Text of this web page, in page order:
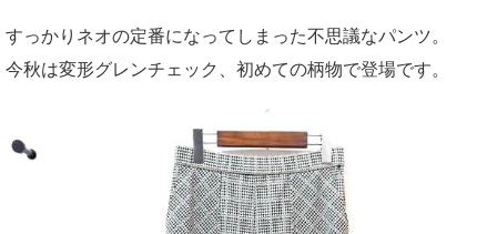
すっかりネオの定番になってしまった不思議なパンツ。
今秋は変形グレンチェック、初めての柄物で登場です。